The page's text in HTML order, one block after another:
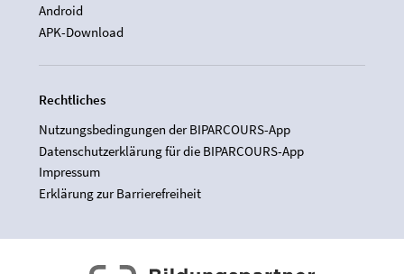
Android
APK-Download
Rechtliches
Nutzungsbedingungen der BIPARCOURS-App
Datenschutzerklärung für die BIPARCOURS-App
Impressum
Erklärung zur Barrierefreiheit